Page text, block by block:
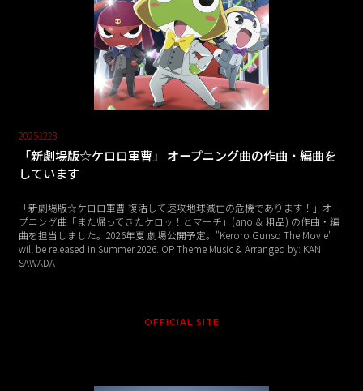
20251228
「新劇場版☆ケロロ軍曹」 オープニング曲の作曲・編曲を
しています
「新劇場版☆ケロロ軍曹 復活して速攻地球滅亡の危機であります！」オー
プニング曲「また帰ってきたケロッ！とマーチ」(ano ＆ 粗品) の作曲・編
曲を担当しました。2026年夏 劇場公開予定。"Keroro Gunso The Movie"
will be released in Summer 2026. OP Theme Music & Arranged by: KAN
SAWADA
OFFICIAL SITE